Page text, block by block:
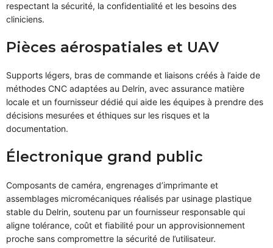
respectant la sécurité, la confidentialité et les besoins des
cliniciens.
Pièces aérospatiales et UAV
Supports légers, bras de commande et liaisons créés à l’aide de
méthodes CNC adaptées au Delrin, avec assurance matière
locale et un fournisseur dédié qui aide les équipes à prendre des
décisions mesurées et éthiques sur les risques et la
documentation.
Électronique grand public
Composants de caméra, engrenages d’imprimante et
assemblages micromécaniques réalisés par usinage plastique
stable du Delrin, soutenu par un fournisseur responsable qui
aligne tolérance, coût et fiabilité pour un approvisionnement
proche sans compromettre la sécurité de l’utilisateur.